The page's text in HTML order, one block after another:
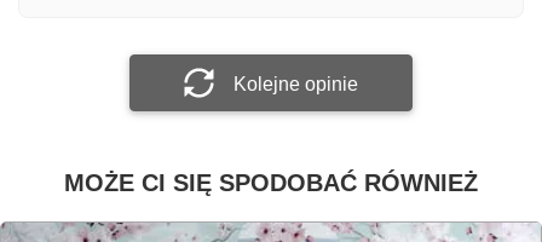
Kolejne opinie
MOŻE CI SIĘ SPODOBAĆ RÓWNIEŻ